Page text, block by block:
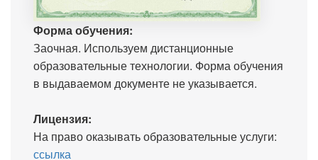
Форма обучения:
Заочная. Используем дистанционные
образовательные технологии. Форма обучения
в выдаваемом документе не указывается.
Лицензия:
На право оказывать образовательные услуги:
ссылка